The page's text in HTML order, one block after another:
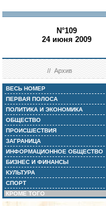
N°109
24 июня 2009
//Архив
ВЕСЬ НОМЕР
ПЕРВАЯ ПОЛОСА
ПОЛИТИКА И ЭКОНОМИКА
ОБЩЕСТВО
ПРОИСШЕСТВИЯ
ЗАГРАНИЦА
ИНФОРМАЦИОННОЕ ОБЩЕСТВО
БИЗНЕС И ФИНАНСЫ
КУЛЬТУРА
СПОРТ
КРОМЕ ТОГО